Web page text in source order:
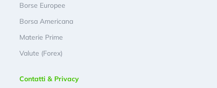
Borse Europee
Borsa Americana
Materie Prime
Valute (Forex)
Contatti & Privacy